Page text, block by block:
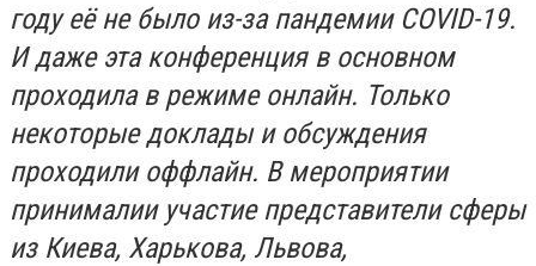
году её не было из-за пандемии COVID-19.
И даже эта конференция в основном
проходила в режиме онлайн. Только
некоторые доклады и обсуждения
проходили оффлайн. В мероприятии
принималии участие представители сферы
из Киева, Харькова, Львова,